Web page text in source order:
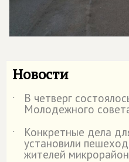
Новости
˙ В четверг
Молодежного
˙
Конкретные дела
установили
жителей